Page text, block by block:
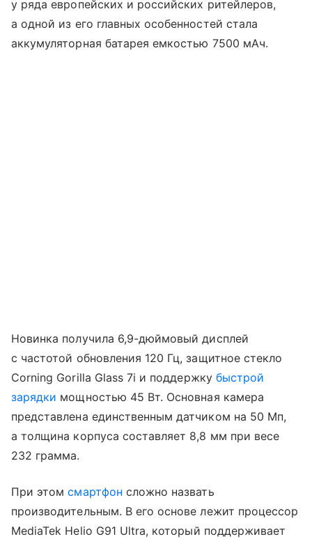
у ряда европейских и российских ритейлеров,
а одной из его главных особенностей стала
аккумуляторная батарея емкостью 7500 мАч.
Новинка получила 6,9-дюймовый дисплей
с частотой обновления 120 Гц, защитное стекло
Corning Gorilla Glass 7i и поддержку быстрой
зарядки мощностью 45 Вт. Основная камера
представлена единственным датчиком на 50 Мп,
а толщина корпуса составляет 8,8 мм при весе
232 грамма.
При этомсмартфон сложно назвать
производительным. В его основе лежит процессор
MediaTek Helio G91 Ultra, который поддерживает